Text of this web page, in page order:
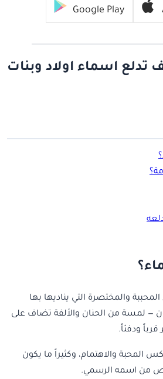
Google Play
تدلع اسماء اولاد وبنات
والمختصرة التي يناديها بها
— لمسة من الحنان والألفة تضاف على
قرباً ودفئاً.
والاهتمام، وكثيراً ما يكون
من اسمه الرسمي.